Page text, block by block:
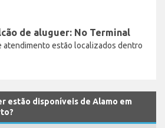
de aluguer: No Terminal
atendimento estão localizados dentro
estão disponíveis de Alamo em